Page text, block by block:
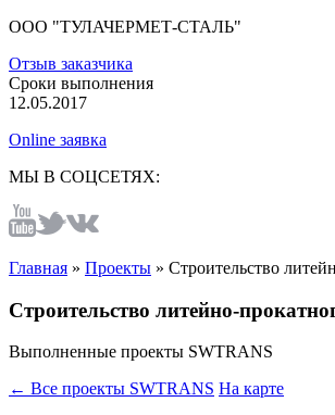
ООО "ТУЛАЧЕРМЕТ-СТАЛЬ"
Отзыв заказчика
Сроки выполнения
12.05.2017
Online заявка
МЫ В СОЦСЕТЯХ:
Главная » Проекты » Строительство
Строительство литейно-
Выполненные проекты SWTRANS
← Все проекты SWTRANS На карте